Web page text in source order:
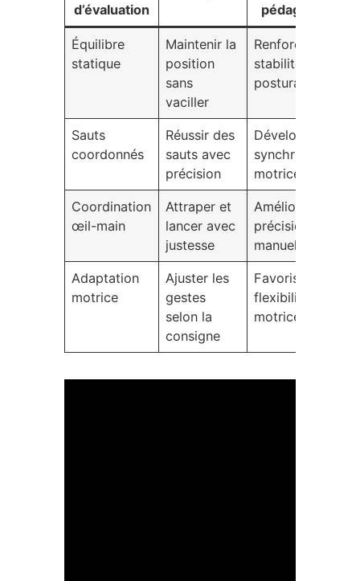
d’évaluation
pédagogique
Équilibre
statique
Maintenir la
position
sans
vaciller
Renforcer la
stabilité
posturale
Sauts
coordonnés
Réussir des
sauts avec
précision
Développer la
synchronisation
motrice
Coordination
œil-main
Attraper et
lancer avec
justesse
Améliorer la
précision
manuelle
Adaptation
motrice
Ajuster les
gestes
selon la
consigne
Favoriser la
flexibilité
motrice